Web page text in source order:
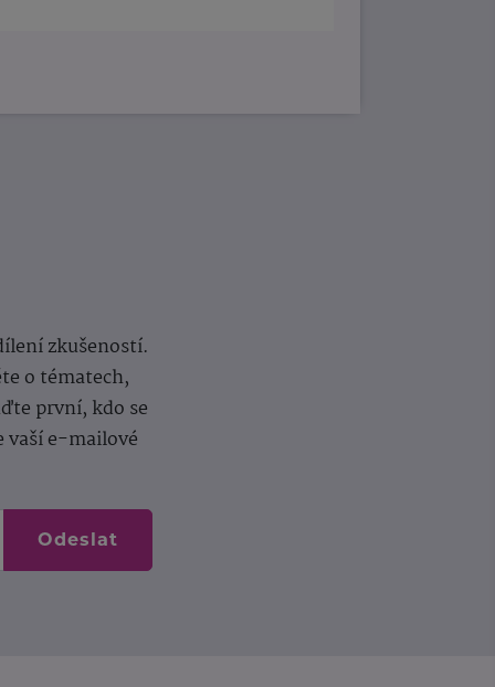
zkušeností.
o tématech,
první, kdo se
vaší e-mailové
Odeslat